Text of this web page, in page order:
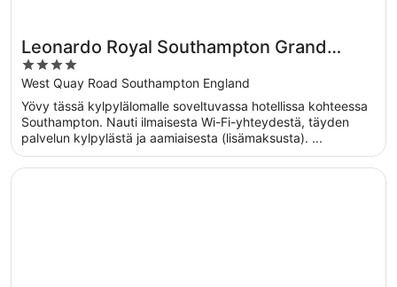
Leonardo Royal Southampton Grand
Harbour
4
out
of
5
West Quay Road Southampton England
Yövy tässä kylpylälomalle soveltuvassa hotellissa kohteessa
Southampton. Nauti ilmaisesta Wi-Fi-yhteydestä, täyden
palvelun kylpylästä ja aamiaisesta (lisämaksusta). ...
Avautuu uuteen ikkunaan
Moxy Southampton